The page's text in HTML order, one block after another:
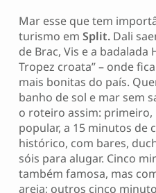
Mar esse que tem
turismo em Split.Dali
de Brac, Vis e a badalada
Tropez croata” – onde
mais bonitas do país.
banho de sol e mar sem
o roteiro assim: primeiro,
popular, a 15 minutos de
histórico, com bares,
sóis para alugar. Cinco
também famosa, mas
areia; outros cinco